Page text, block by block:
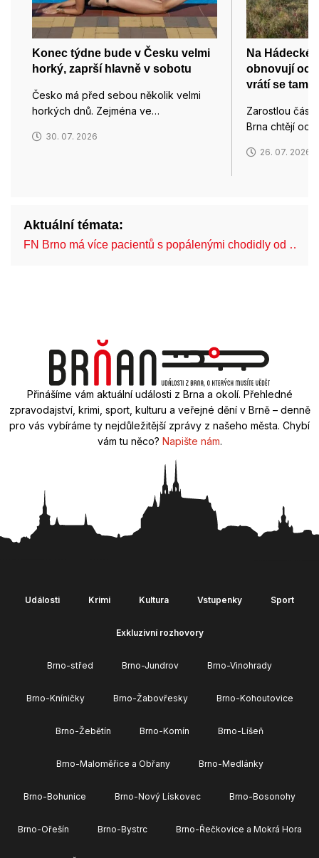
Konec týdne bude v Česku velmi
horký, zaprší hlavně v sobotu
Česko má před sebou několik velmi
horkých dnů. Zejména ve…
30. 07. 2026
Na Hádecké
obnovují
vrátí se tam i
Zarostlou část
Brna chtějí
26. 07. 2026
Aktuální témata:
FN Brno má více pacientů s popálenými chodidly od …
Přinášíme vám aktuální události z Brna a okolí. Přehledné
zpravodajství, krimi, sport, kulturu a veřejné dění v Brně – denně
pro vás vybíráme ty nejdůležitější zprávy z našeho města. Chybí
vám tu něco? Napište nám.
Události Krimi Kultura Vstupenky Sport
Exkluzivní rozhovory
Brno-střed Brno-Jundrov Brno-Vinohrady
Brno-Kníničky Brno-Žabovřesky Brno-Kohoutovice
Brno-Žebětín Brno-Komín Brno-Líšeň
Brno-Maloměřice a Obřany Brno-Medlánky
Brno-Bohunice Brno-Nový Lískovec Brno-Bosonohy
Brno-Ořešín Brno-Bystrc Brno-Řečkovice a Mokrá Hora